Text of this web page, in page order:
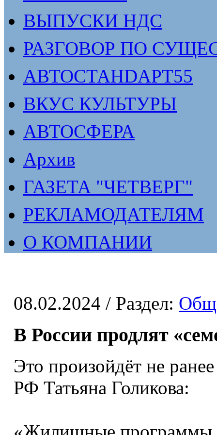
ВЫПУСКИ НДС
РАЗГОВОР ПО
АВТОСТАНDАРТ55
ВКУС КУЛЬТУРЫ
АВТОСФЕРА
Архив
ГАЗЕТА "ЧЕТВЕРГ"
РЕКЛАМОДАТЕЛЯМ
О КОМПАНИИ
08.02.2024 / Раздел:
В России продлят
Это произойдёт не
РФ Татьяна Голикова: